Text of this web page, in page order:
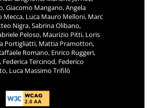
Giacomo Mangano, Angela
Mecca, Luca Mauro Melloni, Marc
Nigra, Sabrina Olibano,
Peloso, Maurizio Pitti, Loris
Portigliatti, Mattia Pramotton,
Romano, Enrico Ruggeri,
Federica Tercinod, Federico
Luca Massimo Trifilò